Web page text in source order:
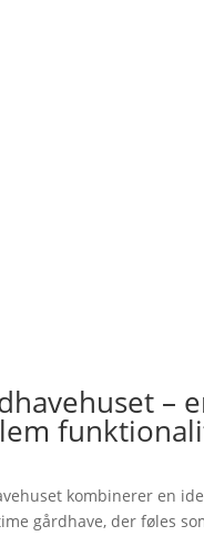
–
kombinerer en
gårdhave, der føles